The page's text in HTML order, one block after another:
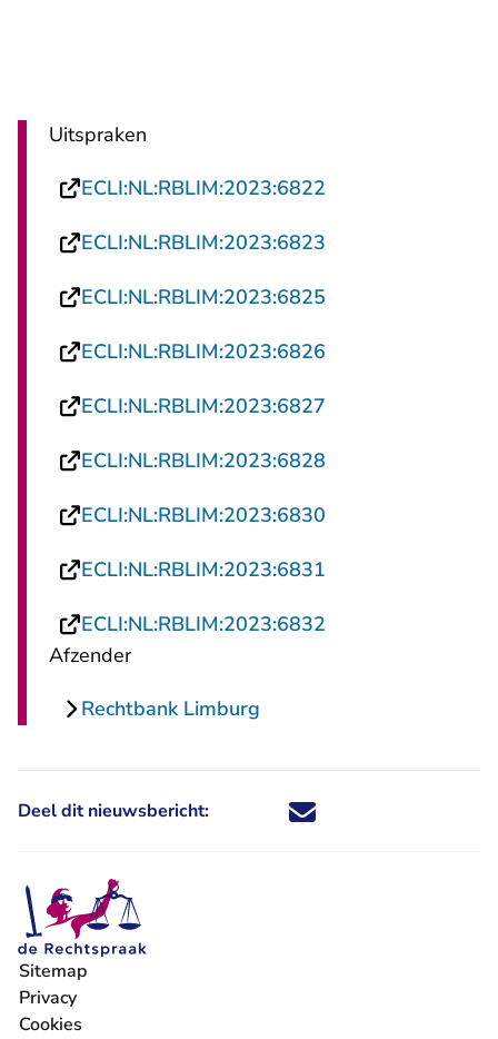
Uitspraken
ECLI:NL:RBLIM:2023:6822
ECLI:NL:RBLIM:2023:6823
ECLI:NL:RBLIM:2023:6825
ECLI:NL:RBLIM:2023:6826
ECLI:NL:RBLIM:2023:6827
ECLI:NL:RBLIM:2023:6828
ECLI:NL:RBLIM:2023:6830
ECLI:NL:RBLIM:2023:6831
ECLI:NL:RBLIM:2023:6832
Afzender
Rechtbank Limburg
Deel dit nieuwsbericht: Deel dit nieuwsbericht via X -
Deel dit nieuwsbericht via
Deel dit nieuwsbericht
Deel dit
Sitemap
Privacy
Cookies